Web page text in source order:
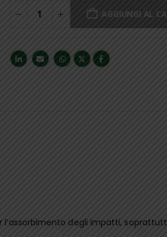
AGGIUNGI AL
degli impatti,